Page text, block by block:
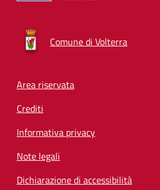
Comune di Volterra
Footer menu
Area riservata
Crediti
Informativa privacy
Note legali
Dichiarazione di accessibilità